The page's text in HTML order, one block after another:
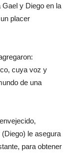
Gael y Diego en la
placer
cuya voz y
de una
le asegura
para obtener